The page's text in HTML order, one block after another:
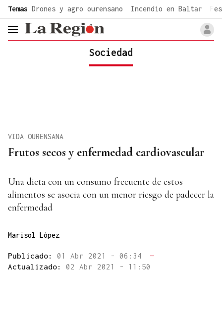
Temas Drones y agro ourensano Incendio en Baltar
header.menu.open
Sociedad
Frutos secos y enfermedad cardiovascular
VIDA OURENSANA
Una dieta con un consumo frecuente de estos
alimentos se asocia con un menor riesgo de padecer la
enfermedad
Marisol López
Publicado: 01 Abr 2021 - 06:34
—
Actualizado: 02 Abr 2021 - 11:50